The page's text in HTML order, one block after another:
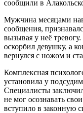
сообщили в
Мужчина месяцами
сообщения,
вызывая у неё
оскорбил девушку, а
вернулся с ножом и
Комплексная
установила у
Специалисты
не мог осознавать
вступило в законную